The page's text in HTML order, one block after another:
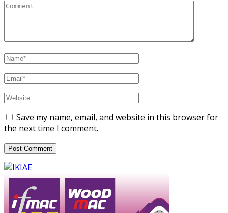
Save my name, email, and website in this browser for
the next time I comment.